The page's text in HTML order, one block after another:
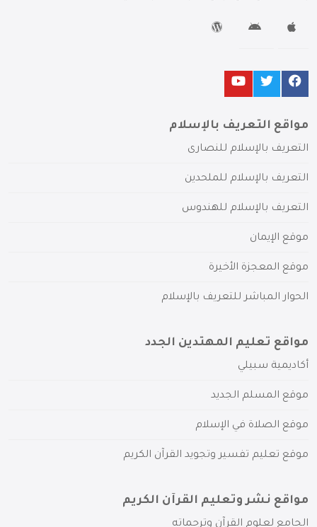
مواقع التعريف بالإسلام
التعريف بالإسلام للنصارى
التعريف بالإسلام للملحدين
التعريف بالإسلام للهندوس
موقع الإيمان
موقع المعجزة الأخيرة
الحوار المباشر للتعريف بالإسلام
مواقع تعليم المهتدين الجدد
أكاديمية سبيلي
موقع المسلم الجديد
موقع الصلاة في الإسلام
موقع تعليم تفسير وتجويد القرآن الكريم
مواقع نشر وتعليم القرآن الكريم
الجامع لعلوم القرآن وترجماته